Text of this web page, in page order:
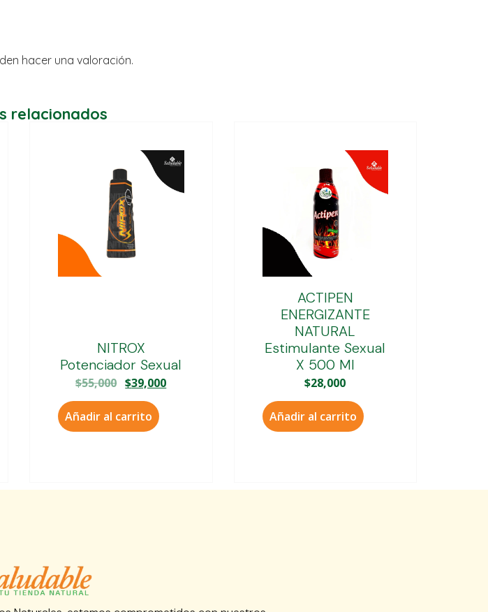
hacer una valoración.
relacionados
NITROX
Potenciador Sexual
$55,000 $39,000
Añadir al carrito
ACTIPEN
ENERGIZANTE
NATURAL
Estimulante Sexual
X 500 Ml
$28,000
Añadir al carrito